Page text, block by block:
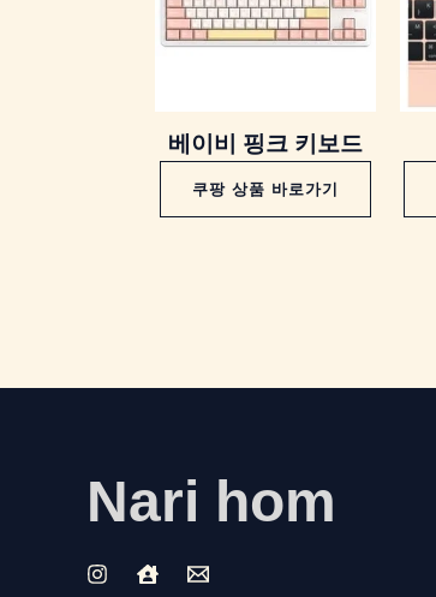
베이비 핑크 키보드
쿠팡 상품 바로가기
Nari hom